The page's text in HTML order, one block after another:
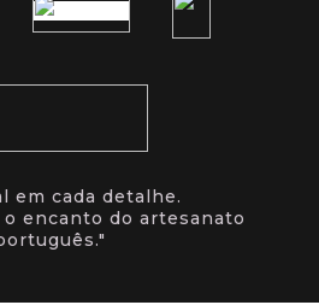
em cada detalhe.
o encanto do artesanato